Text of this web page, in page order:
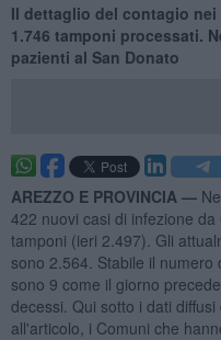
Il dettaglio del contagio
1.746 tamponi processati.
pazienti al San Donato
AREZZO E PROVINCIA —
422 nuovi casi di infezione
tamponi (ieri 2.497). Gli
sono 2.564. Stabile il
sono 9 come il giorno
decessi. Qui sotto i dati
all'articolo, i Comuni che